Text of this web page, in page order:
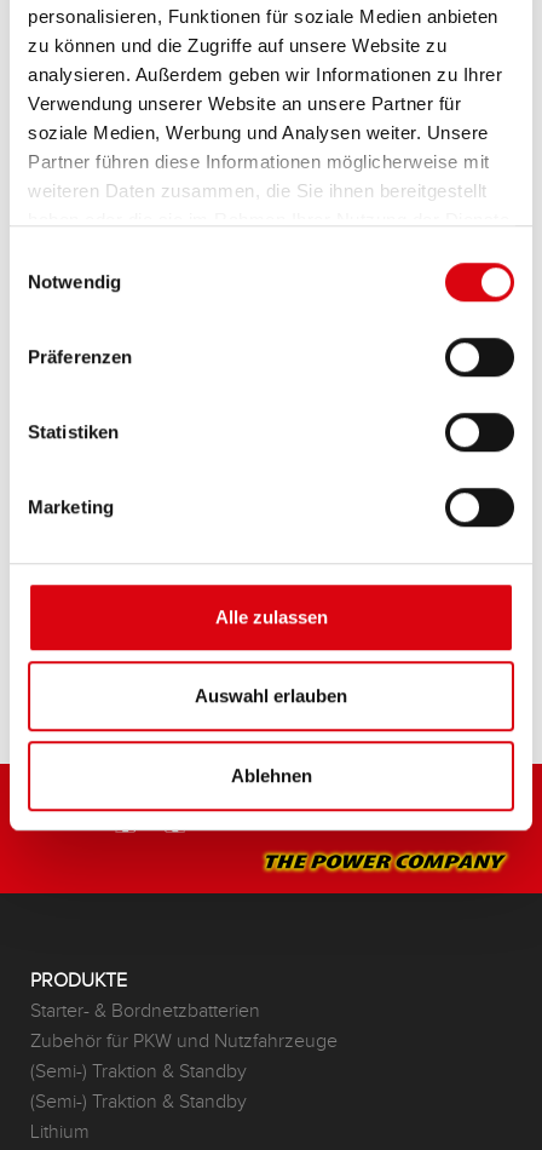
personalisieren, Funktionen für soziale Medien anbieten
zu können und die Zugriffe auf unsere Website zu
analysieren. Außerdem geben wir Informationen zu Ihrer
Verwendung unserer Website an unsere Partner für
soziale Medien, Werbung und Analysen weiter. Unsere
Partner führen diese Informationen möglicherweise mit
weiteren Daten zusammen, die Sie ihnen bereitgestellt
Notwendig
Präferenzen
Statistiken
Marketing
Alle zulassen
Auswahl erlauben
Ablehnen
PRODUKTDETAILS >
EFB 690 17
Die besten und leistungsfähigsten Banner
Vorgaben führender europäischer KFZ-Hersteller.
Originalqualität zum Nachrüsten.
PRODUKTE
Starter- & Bordnetzbatterien
Zubehör für PKW und Nutzfahrzeuge
(Semi-) Traktion & Standby
(Semi-) Traktion & Standby
Lithium